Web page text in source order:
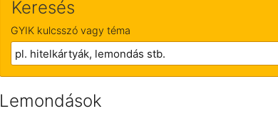
Keresés
GYIK kulcsszó vagy téma
Lemondások